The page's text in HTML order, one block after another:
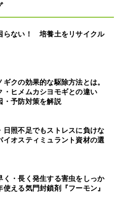
らない！ 培養土をリサイクル
ギクの効果的な駆除方法とは。
・ヒメムカシヨモギとの違い
・予防対策を解説
日照不足でもストレスに負けな
イオスティミュラント資材の選
く・長く発生する害虫をしっか
使える気門封鎖剤『フーモン』